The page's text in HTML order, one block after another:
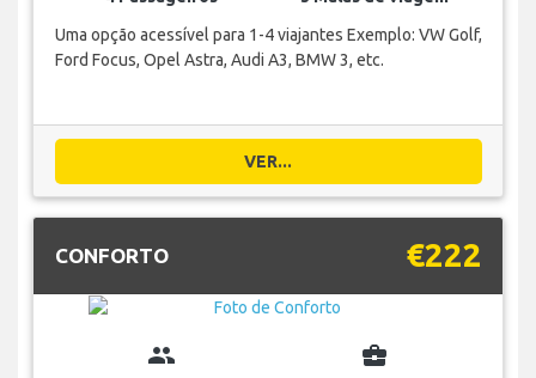
Uma opção acessível para 1-4 viajantes Exemplo: VW Golf,
Ford Focus, Opel Astra, Audi A3, BMW 3, etc.
VER...
CONFORTO €222
group business_center